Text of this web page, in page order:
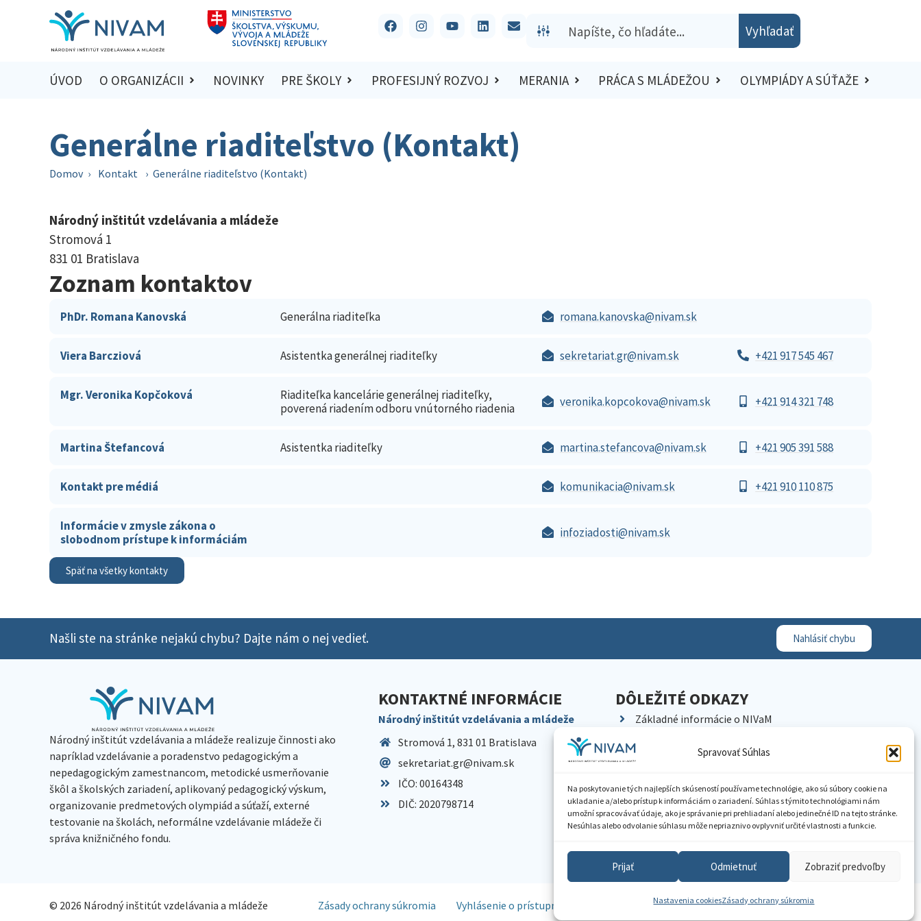
Spravovať Súhlas
Na poskytovanie tých najlepších skúseností používame technológie, ako sú súbory cookie na
ukladanie a/alebo prístup k informáciám o zariadení. Súhlas s týmito technológiami nám
umožní spracovávať údaje, ako je správanie pri prehliadaní alebo jedinečné ID na tejto stránke.
Nesúhlas alebo odvolanie súhlasu môže nepriaznivo ovplyvniť určité vlastnosti a funkcie.
Prijať Odmietnuť Zobraziť predvoľby
Nastavenia cookiesZásady ochrany súkromia
Vyhľadať
ÚVOD O ORGANIZÁCII NOVINKY PRE ŠKOLY PROFESIJNÝ ROZVOJ MERANIA PRÁCA S MLÁDEŽOU OLYMPIÁDY A SÚŤAŽE
Generálne riaditeľstvo (Kontakt)
Domov › Kontakt › Generálne riaditeľstvo (Kontakt)
Národný inštitút vzdelávania a mládeže
Stromová 1
831 01 Bratislava
Zoznam kontaktov
PhDr. Romana Kanovská Generálna riaditeľka romana.kanovska@nivam.sk
Viera Barcziová Asistentka generálnej riaditeľky sekretariat.gr@nivam.sk +421 917 545 467
Mgr. Veronika Kopčoková
Riaditeľka kancelárie generálnej riaditeľky,
poverená riadením odboru vnútorného riadenia
veronika.kopcokova@nivam.sk +421 914 321 748
Martina Štefancová Asistentka riaditeľky martina.stefancova@nivam.sk +421 905 391 588
Kontakt pre médiá komunikacia@nivam.sk +421 910 110 875
Informácie v zmysle zákona o
slobodnom prístupe k informáciám
infoziadosti@nivam.sk
Späť na všetky kontakty
Našli ste na stránke nejakú chybu? Dajte nám o nej vedieť. Nahlásiť chybu
Národný inštitút vzdelávania a mládeže realizuje činnosti ako
napríklad vzdelávanie a poradenstvo pedagogickým a
nepedagogickým zamestnancom, metodické usmerňovanie
škôl a školských zariadení, aplikovaný pedagogický výskum,
organizovanie predmetových olympiád a súťaží, externé
testovanie na školách, neformálne vzdelávanie mládeže či
správa knižničného fondu.
KONTAKTNÉ INFORMÁCIE
Národný inštitút vzdelávania a mládeže
Stromová 1, 831 01 Bratislava
sekretariat.gr@nivam.sk
IČO: 00164348
DIČ: 2020798714
DÔLEŽITÉ ODKAZY
Základné informácie o NIVaM
Kariéra
Pracoviská NIVaM
Dokumenty inštitúcie
© 2026 Národný inštitút vzdelávania a mládeže Zásady ochrany súkromia Vyhlásenie o prístupnosti Sprístupnenie informácií Nastavenia cookies